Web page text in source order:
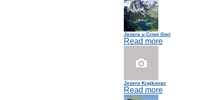
Jezera u Crnoj Gori
Read more
Jezero Krajkovac
Read more